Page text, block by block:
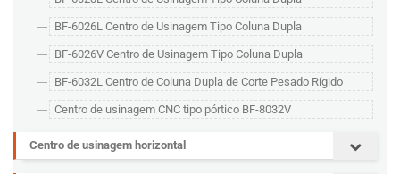
BF-6026L Centro de Usinagem Tipo Coluna Dupla
BF-6026V Centro de Usinagem Tipo Coluna Dupla
BF-6032L Centro de Coluna Dupla de Corte Pesado Rígido
Centro de usinagem CNC tipo pórtico BF-8032V
Centro de usinagem horizontal